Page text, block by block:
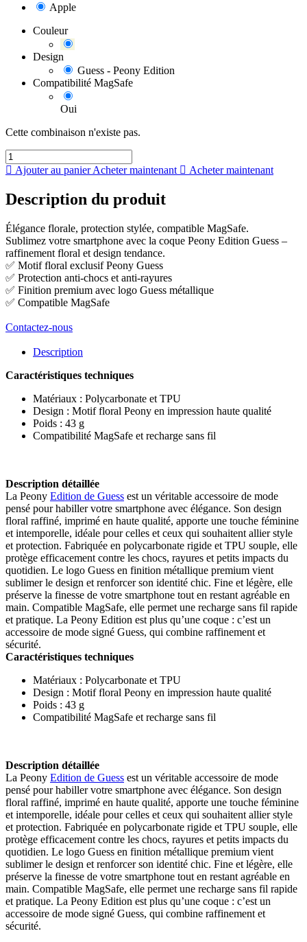
Apple
Couleur
Design
Guess - Peony Edition
Compatibilité MagSafe
Oui
Cette combinaison n'existe pas.
Ajouter au panierAcheter maintenant Acheter maintenant
Description du produit
Élégance florale, protection stylée, compatible MagSafe.
Sublimez votre smartphone avec la coque Peony Edition Guess –
raffinement floral et design tendance.
✅ Motif floral exclusif Peony Guess
✅ Protection anti-chocs et anti-rayures
✅ Finition premium avec logo Guess métallique
✅ Compatible MagSafe
Contactez-nous
Description
Caractéristiques techniques
Matériaux : Polycarbonate et TPU
Design : Motif floral Peony en impression haute qualité
Poids : 43 g
Compatibilité MagSafe et recharge sans fil
Description détaillée
La Peony Edition de Guess est un véritable accessoire de mode
pensé pour habiller votre smartphone avec élégance. Son design
floral raffiné, imprimé en haute qualité, apporte une touche féminine
et intemporelle, idéale pour celles et ceux qui souhaitent allier style
et protection. Fabriquée en polycarbonate rigide et TPU souple, elle
protège efficacement contre les chocs, rayures et petits impacts du
quotidien. Le logo Guess en finition métallique premium vient
sublimer le design et renforcer son identité chic. Fine et légère, elle
préserve la finesse de votre smartphone tout en restant agréable en
main. Compatible MagSafe, elle permet une recharge sans fil rapide
et pratique. La Peony Edition est plus qu’une coque : c’est un
accessoire de mode signé Guess, qui combine raffinement et
sécurité.
Caractéristiques techniques
Matériaux : Polycarbonate et TPU
Design : Motif floral Peony en impression haute qualité
Poids : 43 g
Compatibilité MagSafe et recharge sans fil
Description détaillée
La Peony Edition de Guess est un véritable accessoire de mode
pensé pour habiller votre smartphone avec élégance. Son design
floral raffiné, imprimé en haute qualité, apporte une touche féminine
et intemporelle, idéale pour celles et ceux qui souhaitent allier style
et protection. Fabriquée en polycarbonate rigide et TPU souple, elle
protège efficacement contre les chocs, rayures et petits impacts du
quotidien. Le logo Guess en finition métallique premium vient
sublimer le design et renforcer son identité chic. Fine et légère, elle
préserve la finesse de votre smartphone tout en restant agréable en
main. Compatible MagSafe, elle permet une recharge sans fil rapide
et pratique. La Peony Edition est plus qu’une coque : c’est un
accessoire de mode signé Guess, qui combine raffinement et
sécurité.